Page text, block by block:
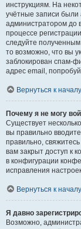
инструкциям. На
учётные записи были
администратором до
процессе
следуйте
то возможно, что вы
заблокирован спам-
адрес email,
Вернуться к началу
Почему я не могу
Существует
вы правильно
правильно,
вам закрыт доступ к
в конфигурации
исправления
Вернуться к началу
Я давно
Возможно,